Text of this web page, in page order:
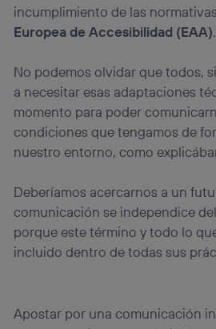
incumplimiento de las
Europea de Accesibilidad (EAA).
No podemos olvidar que todos,
a necesitar esas adaptaciones
momento para poder
condiciones que tengamos de
nuestro entorno, como
Deberíamos acercarnos a un
comunicación se independice
porque este término y todo lo
incluido dentro de todas sus
Apostar por una comunicación